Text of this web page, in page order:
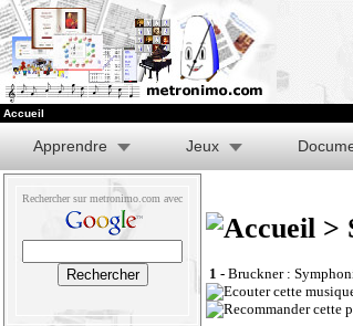
Accueil
Apprendre Jeux
Rechercher sur metronimo.com avec
>
1 - Bruckner :